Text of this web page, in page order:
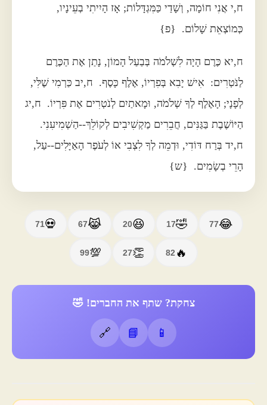
ח,י אֲנִי חוֹמָה, וְשָׁדַי כַּמִּגְדָּלוֹת; אָז הָיִיתִי בְעֵינָיו,
כְּמוֹצְאֵת שָׁלוֹם. {פ}
ח,יא כֶּרֶם הָיָה לִשְׁלֹמֹה בְּבַעַל הָמוֹן, נָתַן אֶת הַכֶּרֶם
לַנֹּטְרִים: אִישׁ יָבִא בְּפִרְיוֹ, אֶלֶף כָּסֶף. ח,יב כַּרְמִי שֶׁלִּי,
לְפָנָי; הָאֶלֶף לְךָ שְׁלֹמֹה, וּמָאתַיִם לְנֹטְרִים אֶת פִּרְיוֹ. ח,יג
הַיּוֹשֶׁבֶת בַּגַּנִּים, חֲבֵרִים מַקְשִׁיבִים לְקוֹלֵךְ--הַשְׁמִיעִנִי.
ח,יד בְּרַח דּוֹדִי, וּדְמֵה לְךָ לִצְבִי אוֹ לְעֹפֶר הָאַיָּלִים--עַל,
הָרֵי בְשָׂמִים. {ש}
😂
77
🤣
17
😆
20
😹
67
💀
71
🔥
82
👏
27
💯
99
צחקת? שתף את החברים! 🤣
📱
📘
🔗